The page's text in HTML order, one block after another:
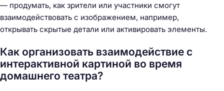
— продумать, как зрители или участники смогут
взаимодействовать с изображением, например,
открывать скрытые детали или активировать элементы.
Как организовать взаимодействие с
интерактивной картиной во время
домашнего театра?